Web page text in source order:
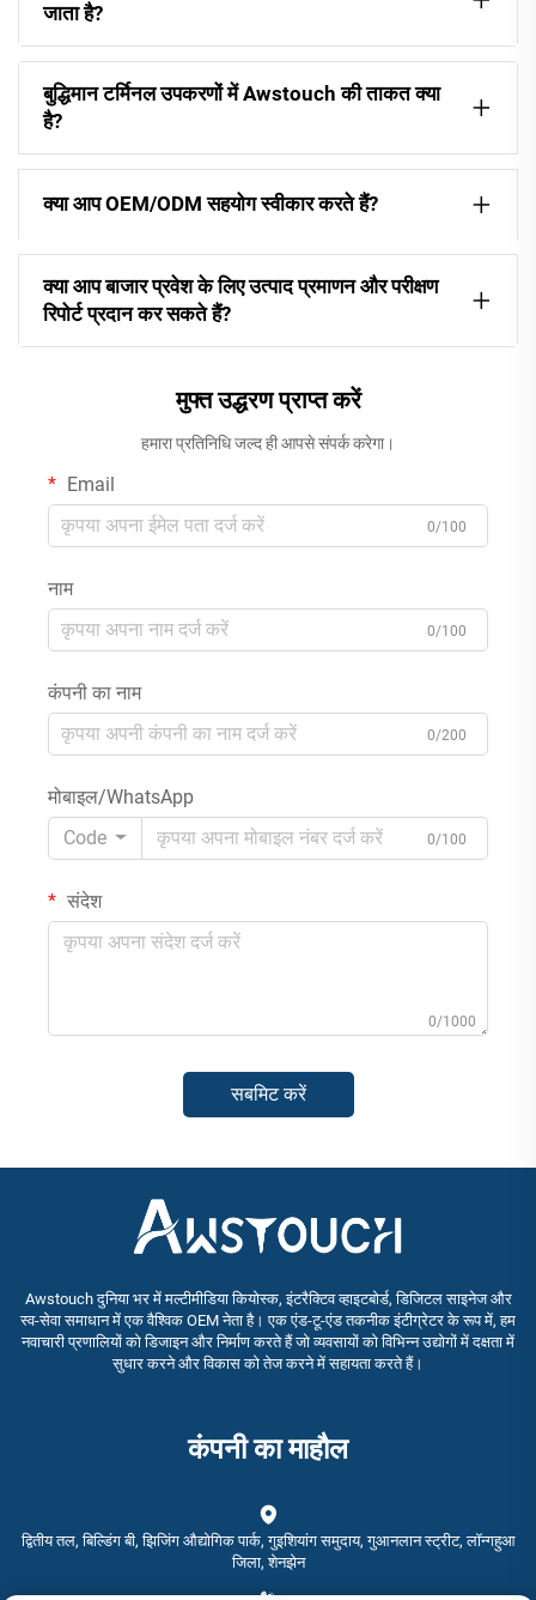
जाता है?
बुद्धिमान टर्मिनल उपकरणों में Awstouch की ताकत क्या
है?
क्या आप OEM/ODM सहयोग स्वीकार करते हैं?
क्या आप बाजार प्रवेश के लिए उत्पाद प्रमाणन और परीक्षण
रिपोर्ट प्रदान कर सकते हैं?
मुफ्त उद्धरण प्राप्त करें
हमारा प्रतिनिधि जल्द ही आपसे संपर्क करेगा।
Email
0/100
नाम
0/100
कंपनी का नाम
0/200
मोबाइल/WhatsApp
Code
0/100
संदेश
0/1000
सबमिट करें
Awstouch दुनिया भर में मल्टीमीडिया कियोस्क, इंटरैक्टिव व्हाइटबोर्ड, डिजिटल साइनेज और
स्व-सेवा समाधान में एक वैश्विक OEM नेता है। एक एंड-टू-एंड तकनीक इंटीग्रेटर के रूप में, हम
नवाचारी प्रणालियों को डिजाइन और निर्माण करते हैं जो व्यवसायों को विभिन्न उद्योगों में दक्षता में
सुधार करने और विकास को तेज करने में सहायता करते हैं।
कंपनी का माहौल
द्वितीय तल, बिल्डिंग बी, झिजिंग औद्योगिक पार्क, गुइशियांग समुदाय, गुआनलान स्ट्रीट, लॉन्गहुआ
जिला, शेनझेन